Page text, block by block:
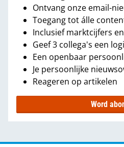
Ontvang onze email-
Toegang tot álle
Inclusief marktcijfers
Geef 3 collega's een
Een openbaar
Je persoonlijke
Reageren op artikelen
Word